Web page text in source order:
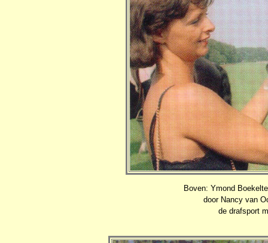
Boven: Ymond
door Nancy van
de drafsport